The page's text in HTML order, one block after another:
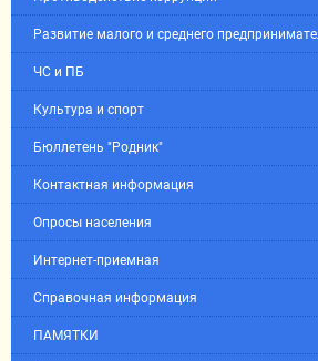
Развитие малого и среднего
ЧС и ПБ
Культура и спорт
Бюллетень "Родник"
Контактная информация
Опросы населения
Интернет-приемная
Справочная информация
ПАМЯТКИ